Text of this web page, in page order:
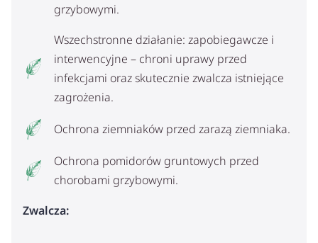
grzybowymi.
Wszechstronne działanie: zapobiegawcze i
interwencyjne – chroni uprawy przed
infekcjami oraz skutecznie zwalcza istniejące
zagrożenia.
Ochrona ziemniaków przed zarazą ziemniaka.
Ochrona pomidorów gruntowych przed
chorobami grzybowymi.
Zwalcza: